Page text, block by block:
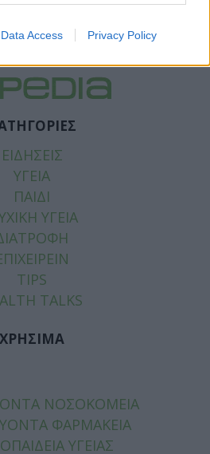
Data Access Privacy Policy
ΕΙΔΗΣΕΙΣ
ΥΓΕΙΑ
ΠΑΙΔΙ
ΥΓΕΙΑ
TIPS
TALKS
ΧΡΗΣΙΜΑ
ΝΟΣΟΚΟΜΕΙΑ
ΦΑΡΜΑΚΕΙΑ
ΥΓΕΙΑΣ